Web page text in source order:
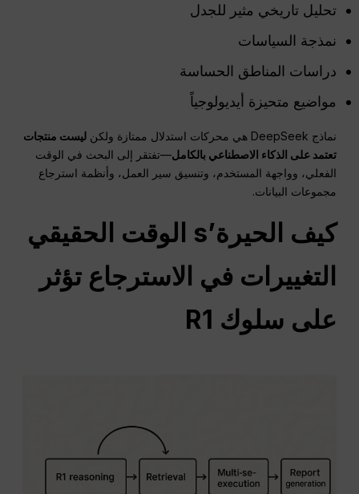
تحليل تاريخي مثير للجدل
نمذجة السياسات
دراسات المناطق الحساسة
مواضيع متحيزة أيديولوجياً
نماذج DeepSeek هي محركات استدلال ممتازة ولكن
ليست منتجات
تعتمد على الذكاء الاصطناعي بالكامل—تفتقر إلى البحث في الوقت
الفعلي، وواجهة المستخدم، وتنسيق سير العمل، وأنظمة استرجاع
مجموعات البيانات.
كيف الحيرة’s
الوقت الحقيقي
التغييرات في الاسترجاع تؤثر
على سلوك R1